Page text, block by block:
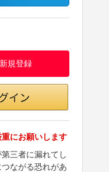
規登録
にお願いします
三者に漏れてし
ながる恐れがあ